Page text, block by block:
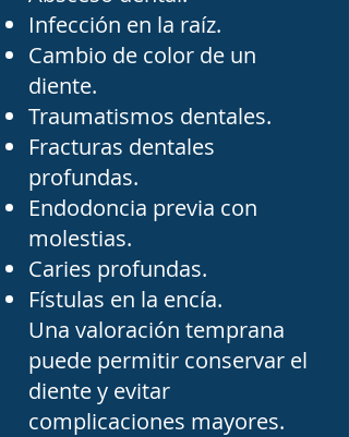
tratamientos de
endodoncia utilizan
tecnología avanzada que
mejora la precisión y
aumenta las posibilidades
de éxito. Muchos
endodoncistas en Tampico
emplean microscopios
operatorios, sistemas
rotatorios de níquel-titanio,
localizadores electrónicos
de ápice, radiografía
Infección en la raíz.
Cambio de color de un
diente.
Traumatismos dentales.
Fracturas dentales
profundas.
Endodoncia previa con
molestias.
Caries profundas.
Fístulas en la encía.
Una valoración temprana
puede permitir conservar el
diente y evitar
complicaciones mayores.